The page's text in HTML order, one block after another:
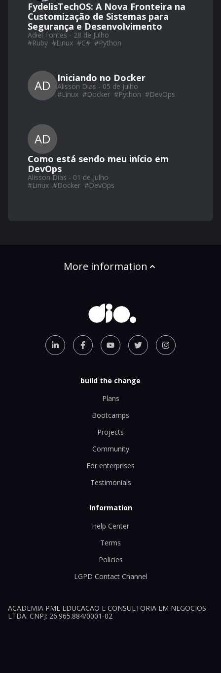
FydelisTechOS: A Nova Fronteira na
Customização de Sistemas para
Segurança e Desenvolvimento
Adiel Fontes - 28 de Julho
#Ruby #Linux #C# #Python
AD Iniciando no Docker
Alisson Dias - 05 de Julho
#Linux #Docker #Python #DevOps
AD
Como está sendo meu início em
DevOps
Alisson Dias - 01 de Julho
#Linux #Docker #DevOps
More information
build the change
Plans
Bootcamps
Projects
Community
For enterprises
Testimonials
Information
Help Center
Terms
Policies
LGPD Contact Channel
ACADEMIA PME EDUCACAO E CONSULTORIA EM NEGOCIOS
LTDA. CNPJ: 26.965.884/0001-02